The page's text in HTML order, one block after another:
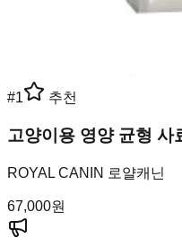
#1 추천
고양이용 영양 균형 사
ROYAL CANIN 로얄캐닌
67,000원